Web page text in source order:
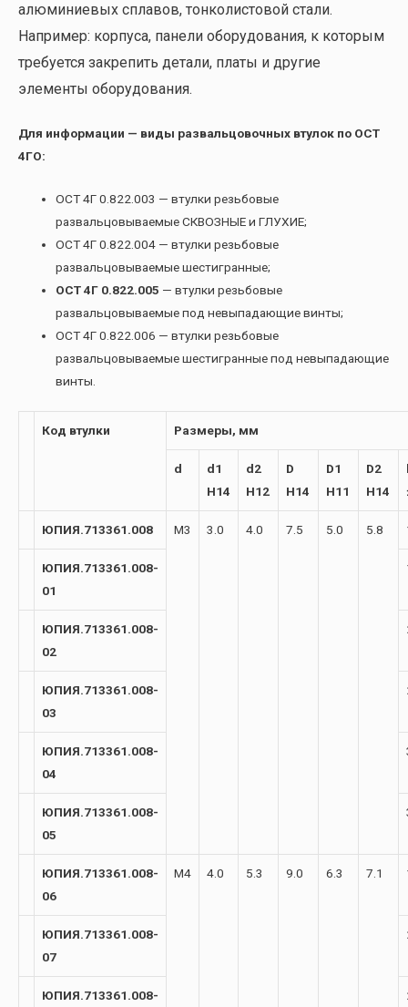
алюминиевых сплавов, тонколистовой стали.
Например: корпуса, панели оборудования, к которым
требуется закрепить детали, платы и другие
элементы оборудования.
Для информации — виды развальцовочных втулок по ОСТ
4ГО:
ОСТ 4Г 0.822.003 — втулки резьбовые
развальцовываемые СКВОЗНЫЕ и ГЛУХИЕ;
ОСТ 4Г 0.822.004 — втулки резьбовые
развальцовываемые шестигранные;
ОСТ 4Г 0.822.005 — втулки резьбовые
развальцовываемые под невыпадающие винты;
ОСТ 4Г 0.822.006 — втулки резьбовые
развальцовываемые шестигранные под невыпадающие
винты.
Код втулки Размеры, мм
d
d1
H14
d2
H12
D
H14
D1
H11
D2
H14
ЮПИЯ.713361.008 М3 3.0 4.0 7.5 5.0 5.8
ЮПИЯ.713361.008-
01
ЮПИЯ.713361.008-
02
ЮПИЯ.713361.008-
03
ЮПИЯ.713361.008-
04
ЮПИЯ.713361.008-
05
ЮПИЯ.713361.008-
06
М4 4.0 5.3 9.0 6.3 7.1
ЮПИЯ.713361.008-
07
ЮПИЯ.713361.008-